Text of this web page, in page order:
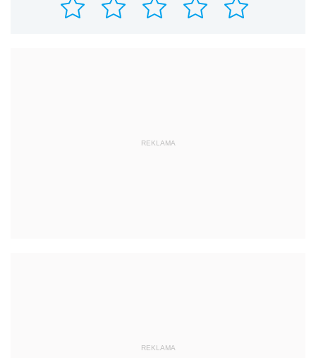
REKLAMA
REKLAMA